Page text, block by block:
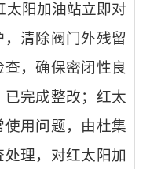
太阳加油站立即对
清除阀门外残留
，确保密闭性良
完成整改；红太
用问题，由杜集
理，对红太阳加